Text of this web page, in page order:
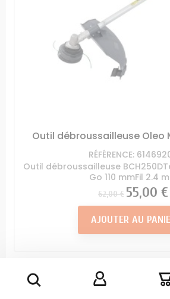
Outil débroussailleuse Oleo
RÉFÉRENCE:
Outil débroussailleuse
Go 110 mmFil 2.4
Prix
62,00 € Prix
55,00 €
AJOUTER AU